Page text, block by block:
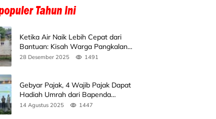
Ketika Air Naik Lebih Cepat dari
Bantuan: Kisah Warga Pangkalan
Koto Baru Bertahan di Tengah
28 Desember 2025 1491
Gebyar Pajak, 4 Wajib Pajak Dapat
Hadiah Umrah dari Bapenda
Sumbar
14 Agustus 2025 1447